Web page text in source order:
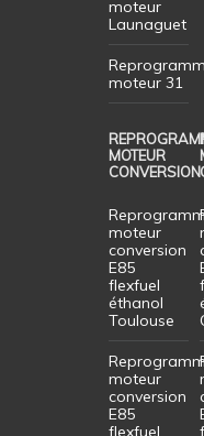
moteur
Launaguet
moteur 31
MOTEUR
CONVERSION
moteur
conversion
E85
flexfuel
éthanol
Toulouse
moteur
conversion
E85
flexfuel